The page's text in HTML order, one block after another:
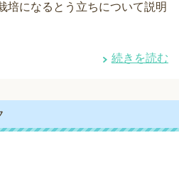
培になるとう立ちについて説明
続きを読む